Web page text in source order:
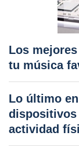
Los
tu música
Lo último
dispositivos
actividad